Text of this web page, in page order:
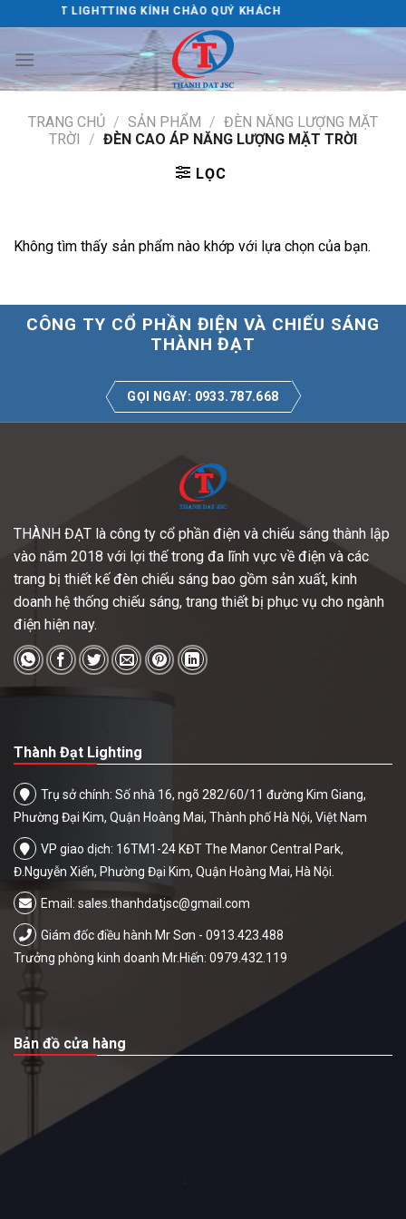
to
content
ĐẠT LIGHTTING KÍNH CHÀO QUÝ KHÁCH
TRANG CHỦ / SẢN PHẨM / ĐÈN NĂNG LƯỢNG MẶT
TRỜI
/ ĐÈN CAO ÁP NĂNG LƯỢNG MẶT TRỜI
LỌC
Không tìm thấy sản phẩm nào khớp với lựa chọn của bạn.
CÔNG TY CỔ PHẦN ĐIỆN VÀ CHIẾU SÁNG
THÀNH ĐẠT
GỌI NGAY: 0933.787.668
THÀNH ĐẠT là công ty cổ phần điện và chiếu sáng thành lập
vào năm 2018 với lợi thế trong đa lĩnh vực về điện và các
trang bị thiết kế đèn chiếu sáng bao gồm sản xuất, kinh
doanh hệ thống chiếu sáng, trang thiết bị phục vụ cho ngành
điện hiện nay.
Thành Đạt Lighting
Trụ sở chính: Số nhà 16, ngõ 282/60/11 đường Kim Giang,
Phường Đại Kim, Quận Hoàng Mai, Thành phố Hà Nội, Việt Nam
VP giao dịch: 16TM1-24 KĐT The Manor Central Park,
Đ.Nguyễn Xiển, Phường Đại Kim, Quận Hoàng Mai, Hà Nội.
Email: sales.thanhdatjsc@gmail.com
Giám đốc điều hành Mr Sơn - 0913.423.488
Trưởng phòng kinh doanh Mr.Hiến: 0979.432.119
Bản đồ cửa hàng